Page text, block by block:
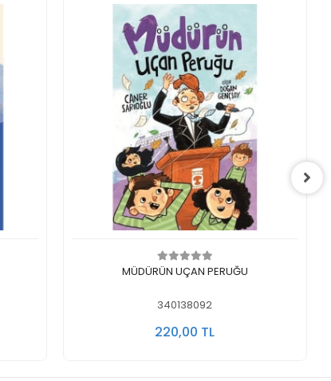
Sepete Ekle
MÜDÜRÜN UÇAN PERUĞU
340138092
220,00 TL